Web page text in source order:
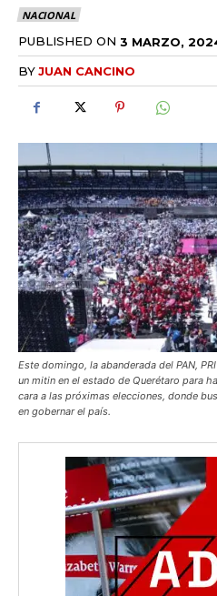
NACIONAL
PUBLISHED ON 3 MARZO,
BYJUAN CANCINO
Este domingo, la abanderada del PAN,
un mitin en el estado de Querétaro para
cara a las próximas elecciones, donde
en gobernar el país.